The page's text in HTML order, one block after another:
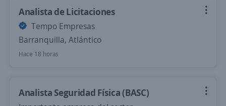
Analista de Licitaciones
Tempo Empresas
Barranquilla, Atlántico
Hace 18 horas
Analista Seguridad Física (BASC)